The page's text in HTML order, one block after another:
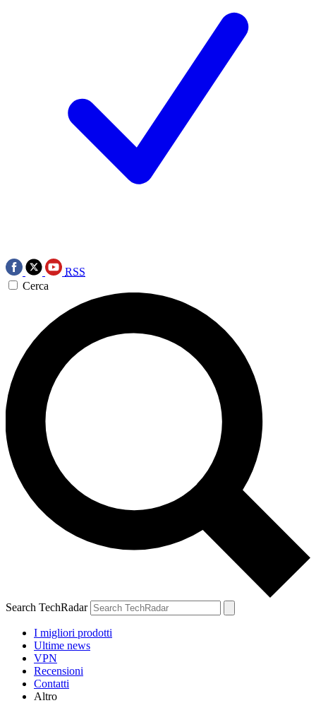
RSS
Cerca
Search TechRadar
I migliori prodotti
Ultime news
VPN
Recensioni
Contatti
Altro